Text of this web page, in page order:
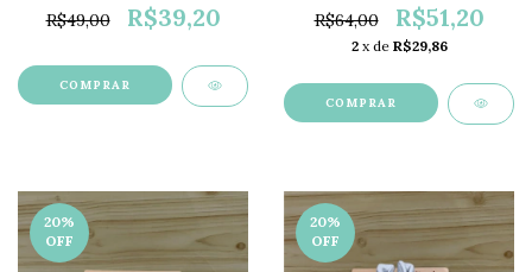
MASCULINA LC0651
R$49,00 R$39,20
COMPRAR
PP0754E
R$64,00 R$51,20
2 x de R$29,86
20%
OFF
20%
OFF